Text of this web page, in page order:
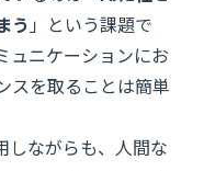
う」という課題で
ュニケーションにお
スを取ることは簡単
しながらも、人間な